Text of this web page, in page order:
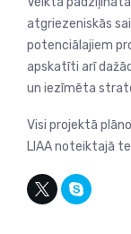
atgriezeniskās
potenciālajiem
apskatīti arī
un iezīmēta
Visi projektā
LIAA noteiktajā